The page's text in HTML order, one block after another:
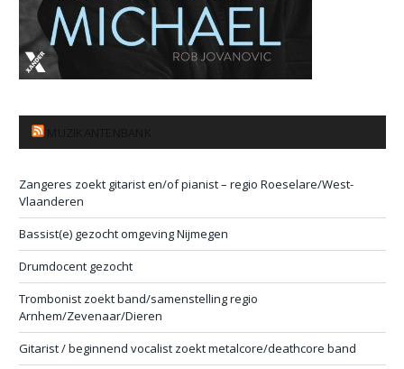
Zangeres zoekt gitarist en/of pianist – regio Roeselare/West-
Vlaanderen
Bassist(e) gezocht omgeving Nijmegen
Drumdocent gezocht
Trombonist zoekt band/samenstelling regio
Arnhem/Zevenaar/Dieren
Gitarist / beginnend vocalist zoekt metalcore/deathcore band